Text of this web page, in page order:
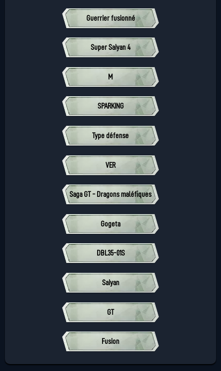
Guerrier fusionné
Super Saiyan 4
M
SPARKING
Type défense
VER
Saga GT - Dragons maléfiques
Gogeta
DBL35-01S
Saiyan
GT
Fusion